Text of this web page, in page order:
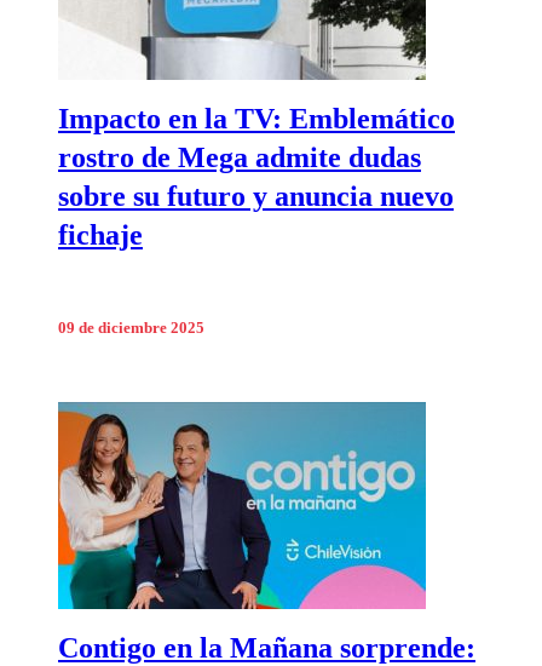
Impacto en la TV: Emblemático
rostro de Mega admite dudas
sobre su futuro y anuncia nuevo
fichaje
09 de diciembre 2025
Contigo en la Mañana sorprende: